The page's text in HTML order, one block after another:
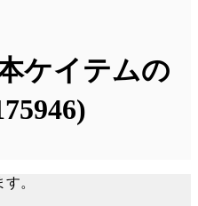
ケイテムの
。